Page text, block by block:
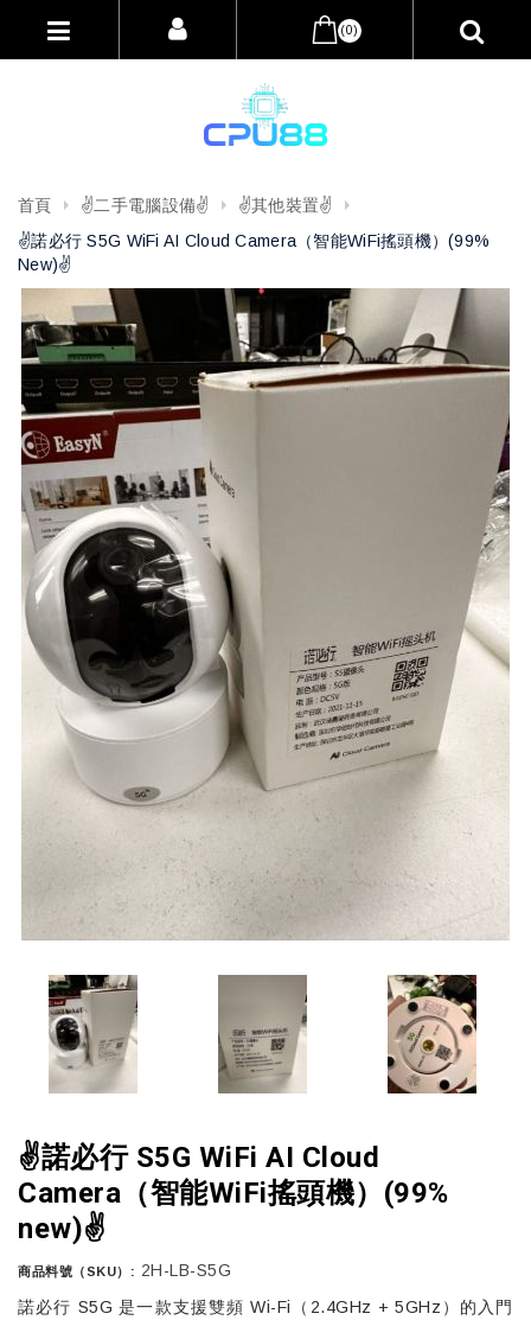
(0)
首頁 ✌️二手電腦設備✌️
✌️其他裝置✌️
✌️諾必行 S5G WiFi AI Cloud Camera（智能WiFi搖頭機）(99%
New)✌️
✌️諾必行 S5G WiFi AI Cloud
Camera（智能WiFi搖頭機）(99%
new)✌️
商品料號（SKU）: 2H-LB-S5G
諾必行 S5G 是一款支援雙頻 Wi-Fi（2.4GHz + 5GHz）的入門